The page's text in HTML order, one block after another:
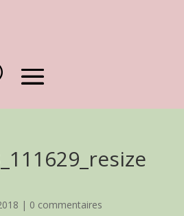
| 0 commentaires